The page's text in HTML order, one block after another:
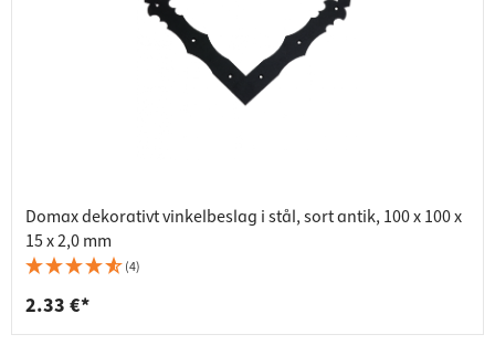
Domax dekorativt vinkelbeslag i stål, sort antik, 100 x 100 x
15 x 2,0 mm
(4)
2.33 €*